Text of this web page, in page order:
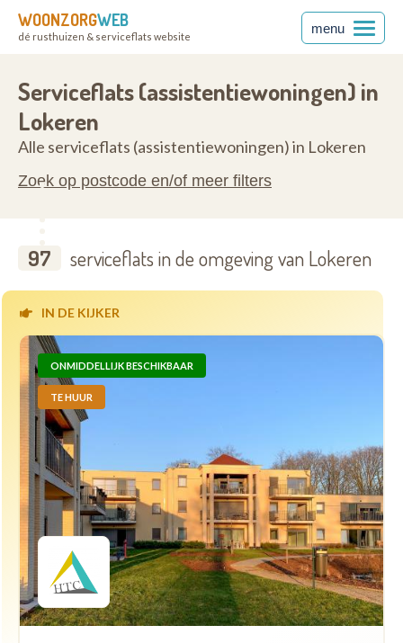
WOONZORGWEB
dé rusthuizen & serviceflats website
menu
Serviceflats (assistentiewoningen) in
Lokeren
Alle serviceflats (assistentiewoningen) in Lokeren
Zoek op postcode en/of meer filters
97 serviceflats in de omgeving van Lokeren
IN DE KIJKER
ONMIDDELLIJK BESCHIKBAAR
TE HUUR